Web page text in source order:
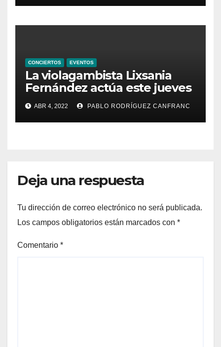
Alfonso X el Sabio
CONCIERTOS EVENTOS
La violagambista Lixsania
Fernández actúa este jueves
en el ciclo de música en
directo de Fundación Cañada
Blanch
ABR 4, 2022 PABLO RODRÍGUEZ CANFRANC
Deja una respuesta
Tu dirección de correo electrónico no será publicada.
Los campos obligatorios están marcados con *
Comentario *